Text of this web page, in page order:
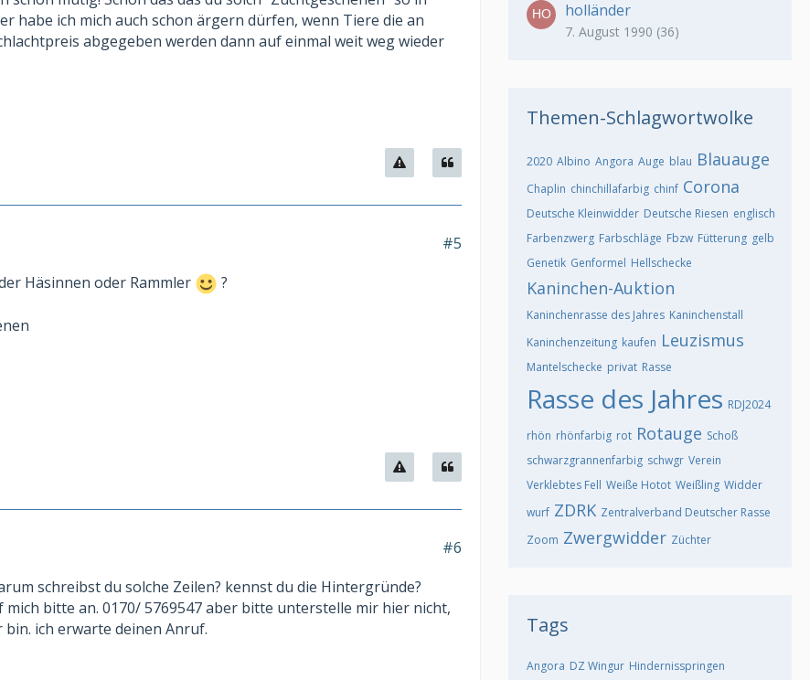
habe ich mich auch schon ärgern dürfen, wenn Tiere die an
abgegeben werden dann auf einmal weit weg wieder
#5
Häsinnen oder Rammler
?
#6
schreibst du solche Zeilen? kennst du die Hintergründe?
bitte an. 0170/ 5769547 aber bitte unterstelle mir hier nicht,
bin. ich erwarte deinen Anruf.
holländer
7. August 1990 (36)
Themen-Schlagwortwolke
2020 Albino Angora Auge blau Blauauge
Chaplin chinchillafarbig chinf Corona
Deutsche Kleinwidder Deutsche Riesen englisch
Farbenzwerg Farbschläge Fbzw Fütterung gelb
Genetik Genformel Hellschecke
Kaninchen-Auktion
Kaninchenrasse des Jahres Kaninchenstall
Kaninchenzeitung kaufen Leuzismus
Mantelschecke privat Rasse
Rasse des Jahres RDJ2024
rhön rhönfarbig rot Rotauge Schoß
schwarzgrannenfarbig schwgr Verein
Verklebtes Fell Weiße Hotot Weißling Widder
wurf ZDRK Zentralverband Deutscher Rasse
Zoom Zwergwidder Züchter
Tags
Angora DZ Wingur Hindernisspringen